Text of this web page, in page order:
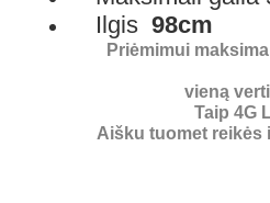
Ilgis 98cm
Priėmimui
vieną
Taip 4G
Aišku tuomet reikės